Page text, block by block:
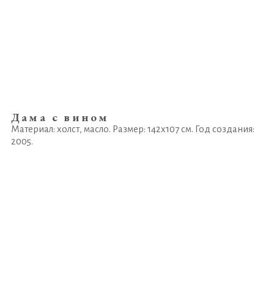
Дама с вином
Материал: холст, масло. Размер: 142х107 см. Год создания:
2005.